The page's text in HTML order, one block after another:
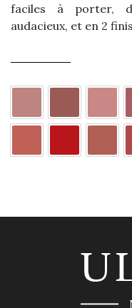
faciles à porter,
audacieux, et en 2